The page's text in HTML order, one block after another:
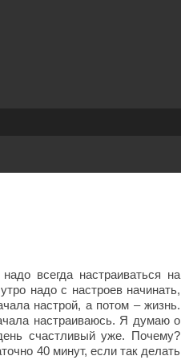
всегда настраиваться на
надо с настроев начинать,
настрой, а потом – жизнь.
настраиваюсь. Я думаю о
счастливый уже. Почему?
40 минут, если так делать